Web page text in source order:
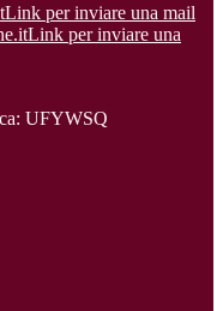
Link per inviare una mail
Link per inviare una
UFYWSQ